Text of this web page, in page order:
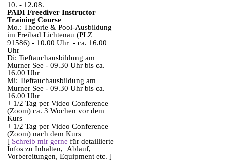
10. - 12.08.
PADI Freediver Instructor
Training Course
Mo.: Theorie & Pool-Ausbildung
im Freibad Lichtenau (PLZ
91586) - 10.00 Uhr - ca. 16.00
Uhr
Di: Tieftauchausbildung am
Murner See - 09.30 Uhr bis ca.
16.00 Uhr
Mi: Tieftauchausbildung am
Murner See - 09.30 Uhr bis ca.
16.00 Uhr
+ 1/2 Tag per Video Conference
(Zoom) ca. 3 Wochen vor dem
Kurs
+ 1/2 Tag per Video Conference
(Zoom) nach dem Kurs
[ Schreib mir gerne für detaillierte
Infos zu Inhalten, Ablauf,
Vorbereitungen, Equipment etc. ]